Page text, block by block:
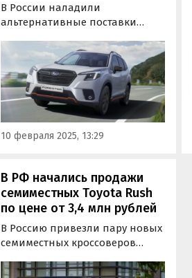
В России наладили
альтернативные поставки
Forester. Они продаются как из
наличия, так и под заказ и
доступны в версиях с любым
расположением руля.
10 февраля 2025, 13:29
В РФ начались продажи
семиместных Toyota Rush
по цене от 3,4 млн рублей
В Россию привезли пару новых
семиместных кроссоверов
полноценной альтернативой